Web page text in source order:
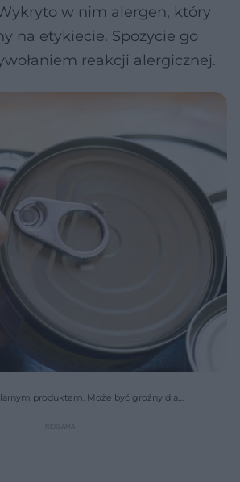
w nim alergen, który
na etykiecie. Spożycie go
reakcji alergicznej.
produktem. Może być groźny dla